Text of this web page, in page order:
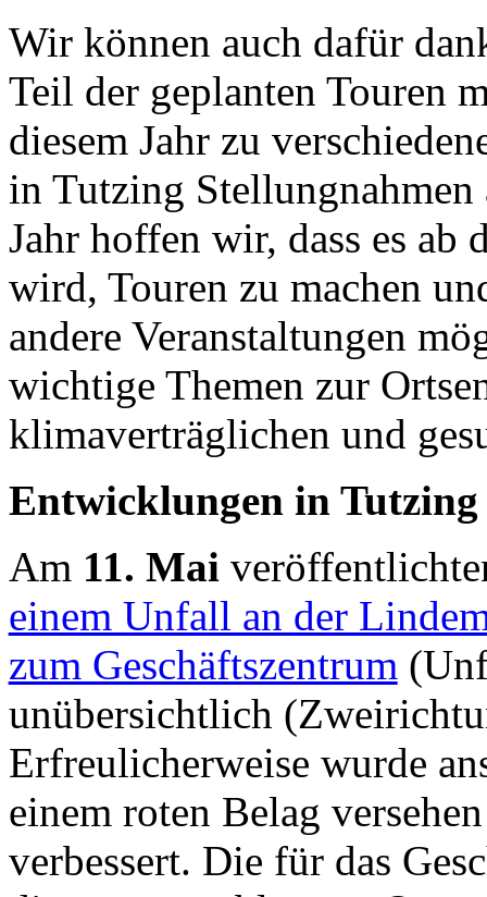
Wir können auch dafür
Teil der geplanten Touren
diesem Jahr zu
in Tutzing Stellungnahmen
Jahr hoffen wir, dass es
wird, Touren zu machen
andere Veranstaltungen
wichtige Themen zur
klimaverträglichen und
Entwicklungen in
Am 11. Mai
einem Unfall an der
zum Geschäftszentrum
unübersichtlich
Erfreulicherweise wurde
einem roten Belag
verbessert. Die für das